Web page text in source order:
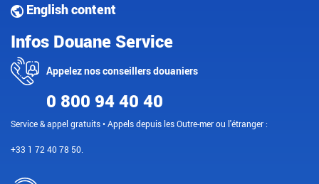
English content
Infos Douane Service
Appelez nos conseillers douaniers
0 800 94 40 40
Service & appel gratuits • Appels depuis les Outre-mer ou l'étranger :
+33 1 72 40 78 50.